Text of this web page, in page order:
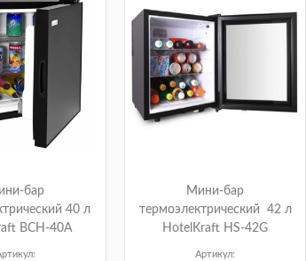
бар
40 л
BCH-40A
Мини-бар
термоэлектрический 42 л
HotelKraft HS-42G
Артикул: